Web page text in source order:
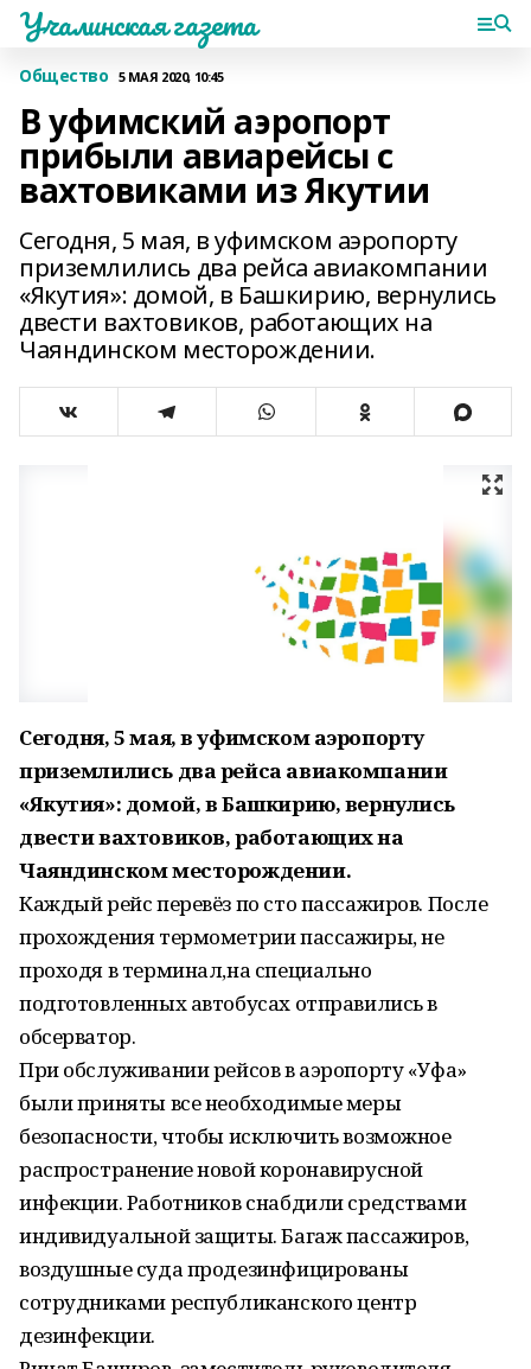
Учалинская газета
Общество 5 МАЯ 2020, 10:45
В уфимский аэропорт
прибыли авиарейсы с
вахтовиками из Якутии
Сегодня, 5 мая, в уфимском аэропорту
приземлились два рейса авиакомпании
«Якутия»: домой, в Башкирию, вернулись
двести вахтовиков, работающих на
Чаяндинском месторождении.
Сегодня, 5 мая, в уфимском аэропорту
приземлились два рейса авиакомпании
«Якутия»: домой, в Башкирию, вернулись
двести вахтовиков, работающих на
Чаяндинском месторождении.
Каждый рейс перевёз по сто пассажиров. После
прохождения термометрии пассажиры, не
проходя в терминал,на специально
подготовленных автобусах отправились в
обсерватор.
При обслуживании рейсов в аэропорту «Уфа»
были приняты все необходимые меры
безопасности, чтобы исключить возможное
распространение новой коронавирусной
инфекции. Работников снабдили средствами
индивидуальной защиты. Багаж пассажиров,
воздушные суда продезинфицированы
сотрудниками республиканского центр
дезинфекции.